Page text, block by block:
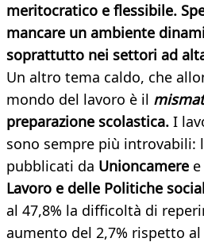
meritocratico e flessibile.
mancare un ambiente
soprattutto nei settori ad
Un altro tema caldo, che
mondo del lavoro è il
preparazione scolastica. I
sono sempre più introvabili:
pubblicati da Unioncamere
Lavoro e delle Politiche
al 47,8% la difficoltà di
aumento del 2,7% rispetto al